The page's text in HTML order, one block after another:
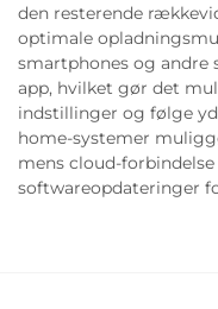
den resterende
optimale
smartphones og andre
app, hvilket gør det
indstillinger og følge
home-systemer
mens cloud-
softwareopdateringer